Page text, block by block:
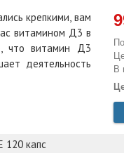
В
крепкими, вам
витамином Д3 в
что витамин Д3
деятельность
120 капс